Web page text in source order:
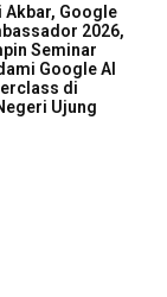
Akbar, Google
2026,
Seminar
Google AI
di
Ujung